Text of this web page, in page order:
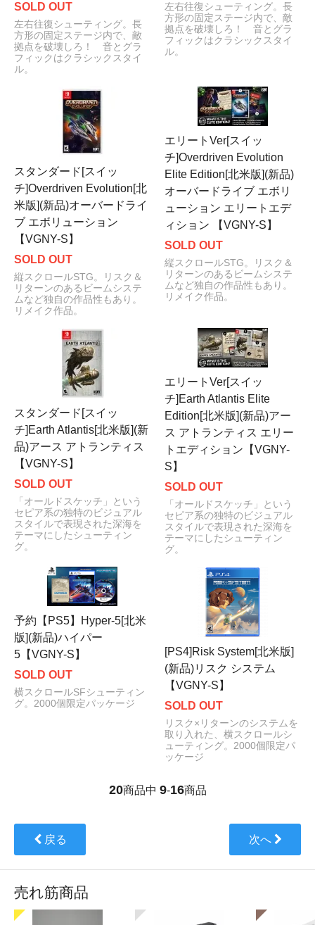
SOLD OUT
左右往復シューティング。長
方形の固定ステージ内で、敵
拠点を破壊しろ！ 音とグラ
フィックはクラシックスタイ
ル。
左右往復シューティング。長
方形の固定ステージ内で、敵
拠点を破壊しろ！ 音とグラ
フィックはクラシックスタイ
ル。
スタンダード[スイッ
チ]Overdriven Evolution[北
米版](新品)オーバードライ
ブ エボリューション
【VGNY-S】
SOLD OUT
縦スクロールSTG。リスク＆
リターンのあるビームシステ
ムなど独自の作品性もあり。
リメイク作品。
エリートVer[スイッ
チ]Overdriven Evolution
Elite Edition[北米版](新品)
オーバードライブ エボリ
ューション エリートエデ
ィション 【VGNY-S】
SOLD OUT
縦スクロールSTG。リスク＆
リターンのあるビームシステ
ムなど独自の作品性もあり。
リメイク作品。
スタンダード[スイッ
チ]Earth Atlantis[北米版](新
品)アース アトランティス
【VGNY-S】
SOLD OUT
「オールドスケッチ」という
セピア系の独特のビジュアル
スタイルで表現された深海を
テーマにしたシューティン
グ。
エリートVer[スイッ
チ]Earth Atlantis Elite
Edition[北米版](新品)アー
ス アトランティス エリー
トエディション【VGNY-
S】
SOLD OUT
「オールドスケッチ」という
セピア系の独特のビジュアル
スタイルで表現された深海を
テーマにしたシューティン
グ。
予約【PS5】Hyper-5[北米
版](新品)ハイパー
5【VGNY-S】
SOLD OUT
横スクロールSFシューティン
グ。2000個限定パッケージ
[PS4]Risk System[北米版]
(新品)リスク システム
【VGNY-S】
SOLD OUT
リスク×リターンのシステムを
取り入れた、横スクロールシ
ューティング。2000個限定パ
ッケージ
20商品中 9-16商品
戻る 次へ
売れ筋商品